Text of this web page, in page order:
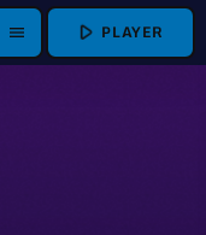
menu play_arrow PLAYER